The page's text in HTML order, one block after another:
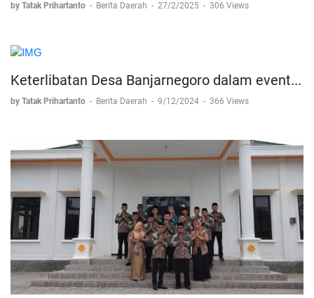
by Tatak Prihartanto - Berita Daerah - 27/2/2025 - 306 Views
Keterlibatan Desa Banjarnegoro dalam event...
by Tatak Prihartanto - Berita Daerah - 9/12/2024 - 366 Views